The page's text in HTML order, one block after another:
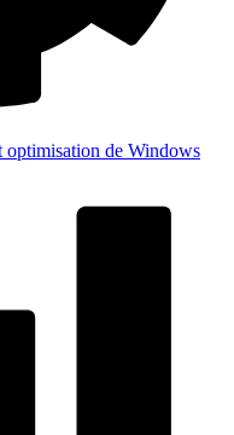
optimisation de Windows